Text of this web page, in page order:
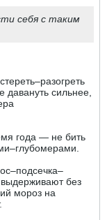
себя с таким
сильнее,
года — не бить
без
мороз на